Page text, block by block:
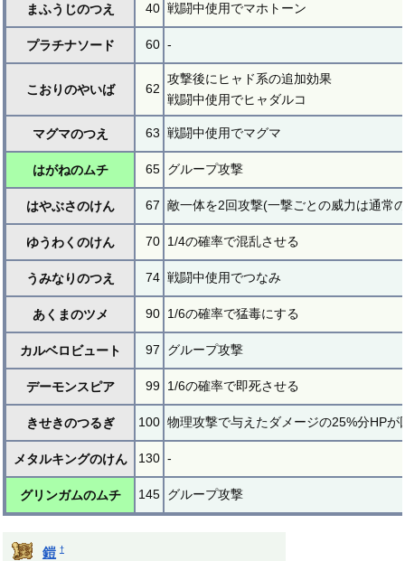
まふうじのつえ 40 戦闘中使用でマホトーン
プラチナソード 60 -
こおりのやいば 62
攻撃後にヒャド系の追加効果
戦闘中使用でヒャダルコ
マグマのつえ 63 戦闘中使用でマグマ
はがねのムチ 65 グループ攻撃
はやぶさのけん 67 敵一体を2回攻撃(一撃ごとの威力は通常
ゆうわくのけん 70 1/4の確率で混乱させる
うみなりのつえ 74 戦闘中使用でつなみ
あくまのツメ 90 1/6の確率で猛毒にする
カルベロビュート 97 グループ攻撃
デーモンスピア 99 1/6の確率で即死させる
きせきのつるぎ 100 物理攻撃で与えたダメージの25%分HPが
メタルキングのけん 130 -
グリンガムのムチ 145 グループ攻撃
鎧 †